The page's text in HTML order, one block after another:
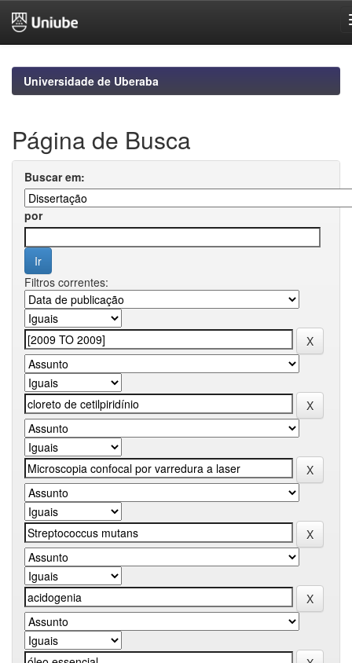
navigationUniversidade de Uberaba
Página de Busca
Buscar em:
por
Filtros correntes: